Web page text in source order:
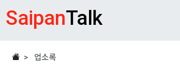
SaipanTalk
> 업소록